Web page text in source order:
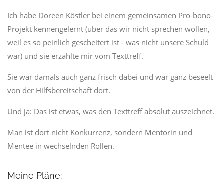
Ich habe Doreen Köstler bei einem gemeinsamen Pro-bono-
Projekt kennengelernt (über das wir nicht sprechen wollen,
weil es so peinlich gescheitert ist - was nicht unsere Schuld
war) und sie erzählte mir vom Texttreff.
Sie war damals auch ganz frisch dabei und war ganz beseelt
von der Hilfsbereitschaft dort.
Und ja: Das ist etwas, was den Texttreff absolut auszeichnet.
Man ist dort nicht Konkurrenz, sondern Mentorin und
Mentee in wechselnden Rollen.
Meine Pläne: